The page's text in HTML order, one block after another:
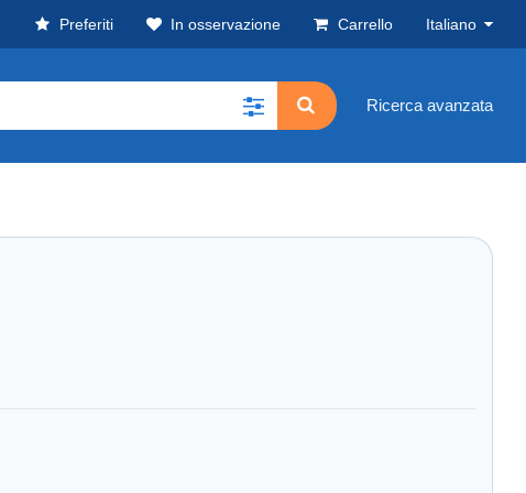
Preferiti In osservazione Carrello Italiano
Ricerca avanzata